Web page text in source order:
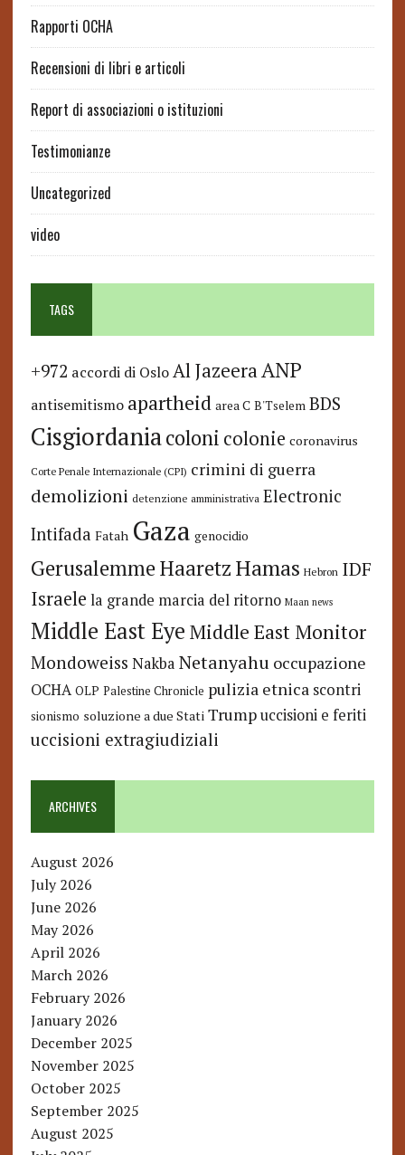
Rapporti OCHA
Recensioni di libri e articoli
Report di associazioni o istituzioni
Testimonianze
Uncategorized
video
TAGS
+972 accordi di Oslo Al JazeeraANP
antisemitismo apartheid area C B'Tselem BDS
Cisgiordaniacoloni colonie coronavirus
Corte Penale Internazionale (CPI) crimini di guerra
demolizioni detenzione amministrativa Electronic
Intifada Fatah Gaza genocidio
GerusalemmeHaaretzHamas Hebron IDF
Israele la grande marcia del ritorno Maan news
Middle East Eye Middle East Monitor
Mondoweiss Nakba Netanyahu occupazione
OCHA OLP Palestine Chronicle pulizia etnica scontri
sionismo soluzione a due Stati Trump uccisioni e feriti
uccisioni extragiudiziali
ARCHIVES
August 2026
July 2026
June 2026
May 2026
April 2026
March 2026
February 2026
January 2026
December 2025
November 2025
October 2025
September 2025
August 2025